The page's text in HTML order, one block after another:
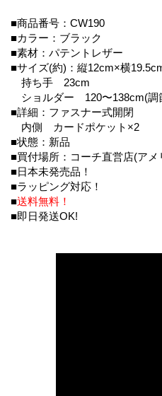
■商品番号：CW190
■カラー：ブラック
■素材：パテントレザー
■サイズ(約)：縦12cm×横
持ち手 23cm
ショルダー 120〜138cm(調
■詳細：ファスナー式開閉
内側 カードポケット×2
■状態：新品
■買付場所：コーチ直営店(アメ
■日本未発売品！
■ラッピング対応！
■送料無料！
■即日発送OK!